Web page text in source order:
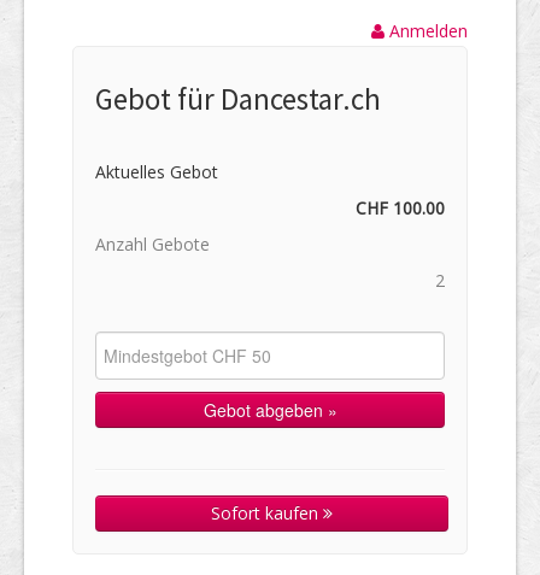
Anmelden
Gebot für Dancestar.ch
Aktuelles Gebot
CHF 100.00
Anzahl Gebote
2
Sofort kaufen